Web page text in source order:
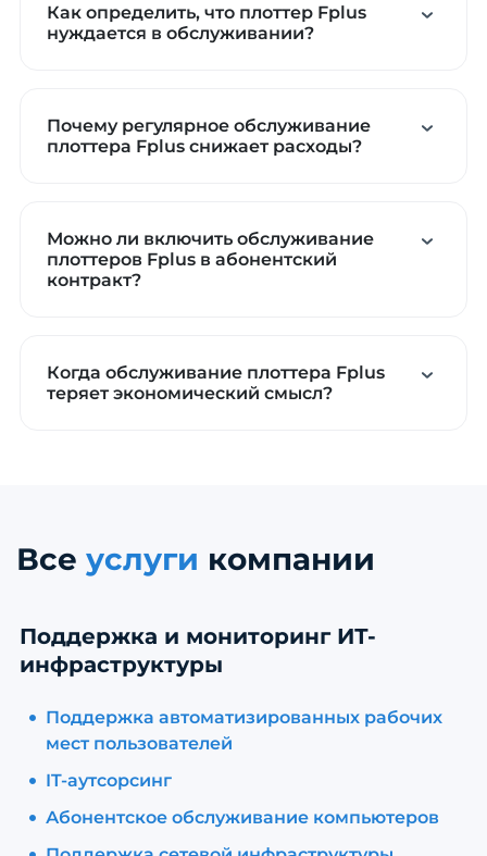
Как определить, что плоттер Fplus
нуждается в обслуживании?
Почему регулярное обслуживание
плоттера Fplus снижает расходы?
Можно ли включить обслуживание
плоттеров Fplus в абонентский
контракт?
Когда обслуживание плоттера Fplus
теряет экономический смысл?
Все услуги компании
Поддержка и мониторинг ИТ-
инфраструктуры
Поддержка автоматизированных рабочих
мест пользователей
IT-аутсорсинг
Абонентское обслуживание компьютеров